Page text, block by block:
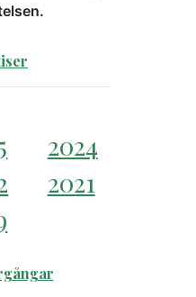
2024
2021